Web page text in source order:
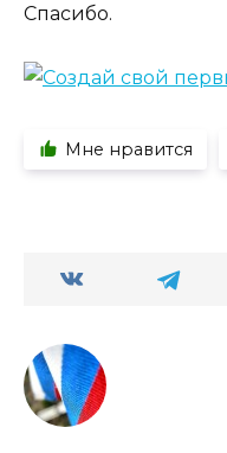
Спасибо.
Мне нравится